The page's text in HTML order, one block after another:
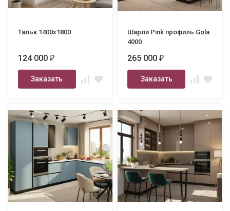
Тальк 1400х1800
124 000₽
Заказать
Шарли Pink профиль Gola
4000
265 000₽
Заказать